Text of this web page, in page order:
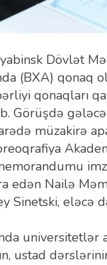
Dövlət
(BXA) qonaq
qonaqları
Görüşdə
müzakirə
edən Nailə
Sinetski, eləcə
universitetlər
ustad